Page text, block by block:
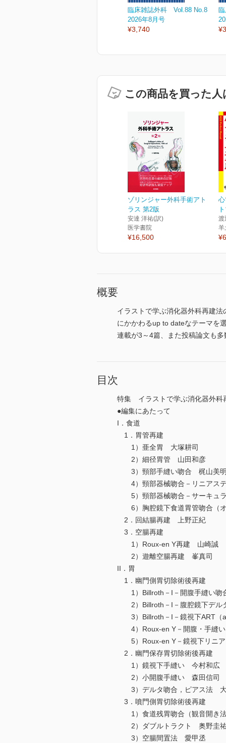
臨床雑誌外科 Vol.88 No.8
2026年8月号
¥3,740
この商品を買った
ゾリンジャー外科手術アト
ラス 第2版
安達 洋祐(訳)
医学書院
¥16,500
渡
羊
概要
イラストで学ぶ消化器外科再建
にかかわるup to dateなテーマを
連載が3～4篇、また投稿論文も
目次
特集 イラストで学ぶ消化器外科
●編集にあたって
I．食道
1．胃管再建
1）亜全胃 大塚耕司
2）細径胃管 山田和彦
3）頸部手縫い吻合 梶山美
4）頸部器械吻合－リニアス
5）頸部器械吻合－サーキュ
6）胸腔鏡下食道胃管吻合（
2．回結腸再建 上野正紀
3．空腸再建
1）Roux-en Y再建 山崎誠
2）遊離空腸再建 峯真司
II．胃
1．幽門側胃切除術後再建
1）Billroth－I－開腹手縫い吻
2）Billroth－I－腹腔鏡下デル
3）Billroth－I－鏡視下ART（
4）Roux-en Y－開腹・手縫
5）Roux-en Y－鏡視下リニ
2．幽門保存胃切除術後再建
1）鏡視下手縫い 今村和広
2）小開腹手縫い 森田信司
3）デルタ吻合，ピアス法
3．噴門側胃切除術後再建
1）食道残胃吻合（観音開き
2）ダブルトラクト 奥野圭
3）空腸間置法 愛甲丞